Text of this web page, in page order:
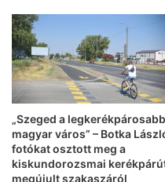
„Szeged a legkerékpárosabb
magyar város” – Botka
fotókat osztott meg a
kiskundorozsmai
megújult szakaszáról